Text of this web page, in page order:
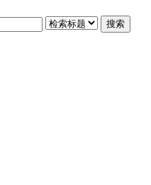
搜索